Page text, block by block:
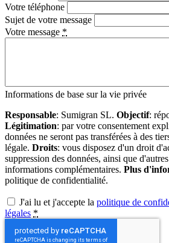
Votre téléphone
Sujet de votre message
Votre message *
Informations de base sur la vie privée
Responsable: Sumigran SL. Objectif:
Légitimation: par votre consentement
données ne seront pas transférées à des
légale. Droits: vous disposez d'un droit
suppression des données, ainsi que
informations complémentaires. Plus
politique de confidentialité.
J'ai lu et j'accepte la politique de
légales *